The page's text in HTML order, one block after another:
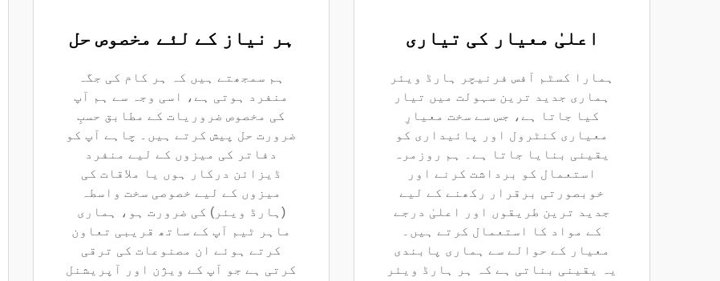
اعلیٰ معیار کی تیاری
ہمارا کسٹم آفس فرنیچر ہارڈ ویئر
ہماری جدید ترین سہولت میں تیار
کیا جاتا ہے، جس سے سخت معیارِ
معیاری کنٹرول اور پائیداری کو
یقینی بنایا جاتا ہے۔ ہم روزمرہ
استعمال کو برداشت کرنے اور
خوبصورتی برقرار رکھنے کے لیے
جدید ترین طریقوں اور اعلیٰ درجے
کے مواد کا استعمال کرتے ہیں۔
معیار کے حوالے سے ہماری پابندی
یہ یقینی بناتی ہے کہ ہر ہارڈ ویئر
ہر نیاز کے لئے مخصوص حل
ہم سمجھتے ہیں کہ ہر کام کی جگہ
منفرد ہوتی ہے، اسی وجہ سے ہم آپ
کی مخصوص ضروریات کے مطابق حسبِ
ضرورت حل پیش کرتے ہیں۔ چاہے آپ کو
دفاتر کی میزوں کے لیے منفرد
ڈیزائن درکار ہوں یا ملاقات کی
میزوں کے لیے خصوصی سخت واسطہ
(ہارڈ ویئر) کی ضرورت ہو، ہماری
ماہر ٹیم آپ کے ساتھ قریبی تعاون
کرتے ہوئے ان مصنوعات کی ترقی
کرتی ہے جو آپ کے ویژن اور آپریشنل